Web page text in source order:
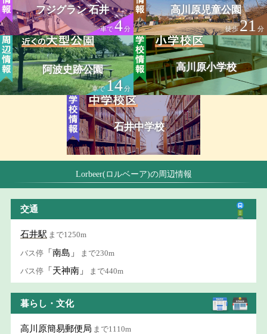
フジグラン 石井
車で4分
高川原児童公園
徒歩21 分
阿波史跡公園
車で14分
高川原小学校
石井中学校
Lorbeer(ロルベーア)の周辺情報
交通
石井駅 まで1250m
バス停 「南島」 まで230m
バス停 「天神南」 まで440m
暮らし・文化
高川原簡易郵便局 まで1110m